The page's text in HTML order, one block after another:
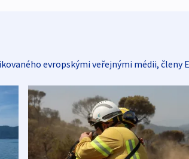
evropskými veřejnými médii, členy